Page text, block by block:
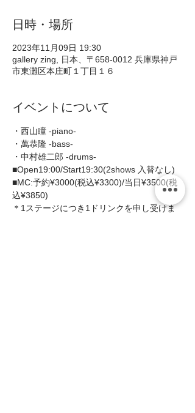
日時・場所
2023年11月09日 19:30
gallery zing, 日本、〒658-0012 兵庫県神戸
市東灘区本庄町１丁目１６
イベントについて
・西山瞳 -piano-
・萬恭隆 -bass-
・中村雄二郎 -drums-
■Open19:00/Start19:30(2shows 入替なし)
■MC:予約¥3000(税込¥3300)/当日¥3500(税
込¥3850)
＊1ステージにつき1ドリンクを申し受けま